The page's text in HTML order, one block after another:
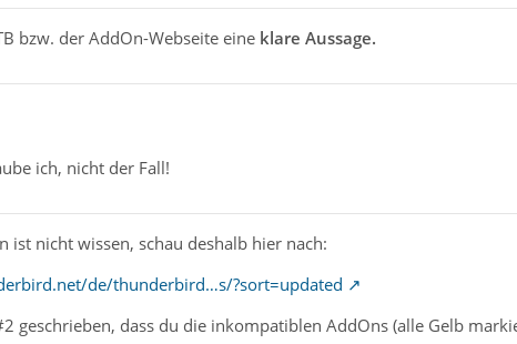
bzw. der AddOn-Webseite eine klare Aussage.
ich, nicht der Fall!
ist nicht wissen, schau deshalb hier nach:
de/thunderbird…s/?sort=updated
geschrieben, dass du die inkompatiblen AddOns (alle Gelb